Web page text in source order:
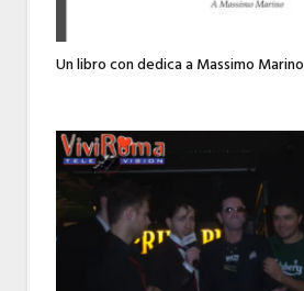
Un libro con dedica a Massimo Marino